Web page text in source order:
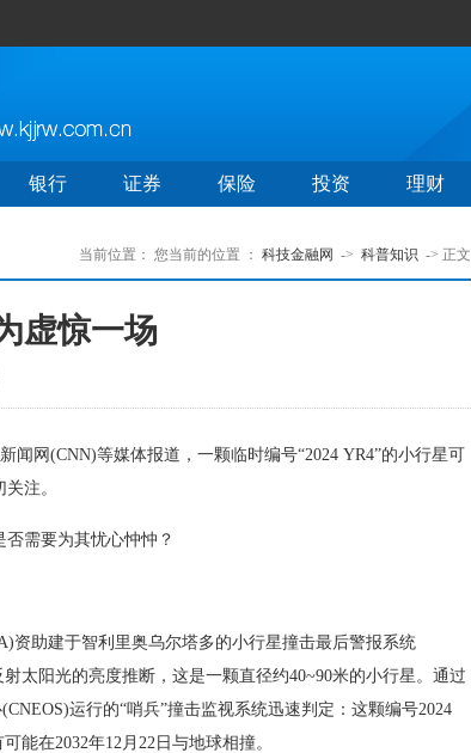
银行 证券 保险 投资 理财
当前位置： 您当前的位置 ： 科技金融网 -> 科普知识 -> 正文
虚惊一场
网(CNN)等媒体报道，一颗临时编号“2024 YR4”的小行星可
注。
需要为其忧心忡忡？
助建于智利里奥乌尔塔多的小行星撞击最后警报系统
太阳光的亮度推断，这是一颗直径约40~90米的小行星。通过
运行的“哨兵”撞击监视系统迅速判定：这颗编号2024
能在2032年12月22日与地球相撞。